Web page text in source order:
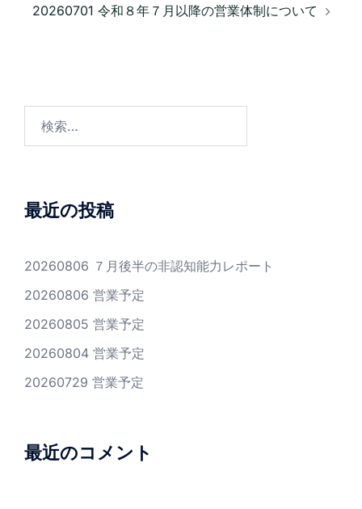
ン
20260701 令和８年７月以降の営業体制について
最近の投稿
20260806 ７月後半の非認知能力レポート
20260806 営業予定
20260805 営業予定
20260804 営業予定
20260729 営業予定
最近のコメント